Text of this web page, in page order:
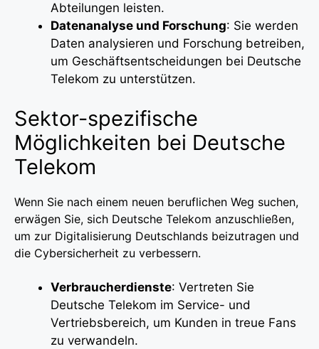
Abteilungen leisten.
Datenanalyse und Forschung: Sie werden
Daten analysieren und Forschung betreiben,
um Geschäftsentscheidungen bei Deutsche
Telekom zu unterstützen.
Sektor-spezifische
Möglichkeiten bei Deutsche
Telekom
Wenn Sie nach einem neuen beruflichen Weg suchen,
erwägen Sie, sich Deutsche Telekom anzuschließen,
um zur Digitalisierung Deutschlands beizutragen und
die Cybersicherheit zu verbessern.
Verbraucherdienste: Vertreten Sie
Deutsche Telekom im Service- und
Vertriebsbereich, um Kunden in treue Fans
zu verwandeln.